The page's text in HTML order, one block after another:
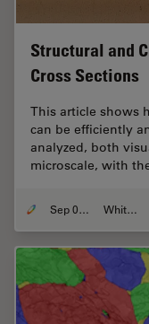
Structural and
Cross Sections
This article shows
can be efficiently
analyzed, both
microscale, with
Sep 05, 2023 Whitepaper